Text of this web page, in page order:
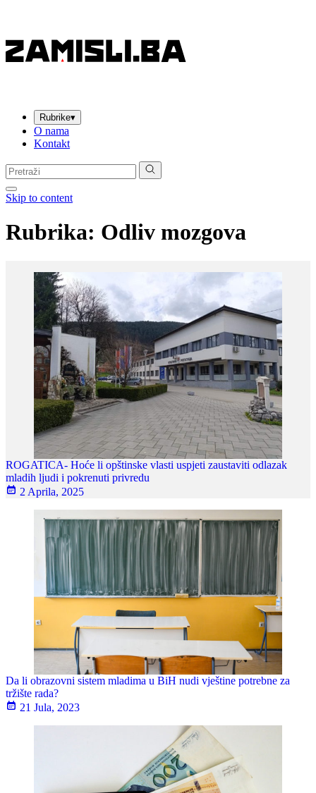
Rubrike▾
O nama
Kontakt
Pretraga:
Skip to content
Rubrika: Odliv mozgova
ROGATICA- Hoće li opštinske vlasti uspjeti zaustaviti odlazak
mladih ljudi i pokrenuti privredu
2 Aprila, 2025
Da li obrazovni sistem mladima u BiH nudi vještine potrebne za
tržište rada?
21 Jula, 2023